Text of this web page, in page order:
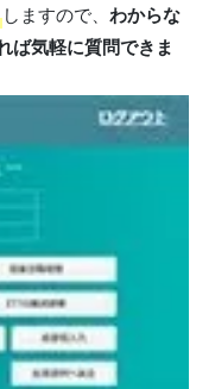
しますので、 わからな
ば気軽に質問できま